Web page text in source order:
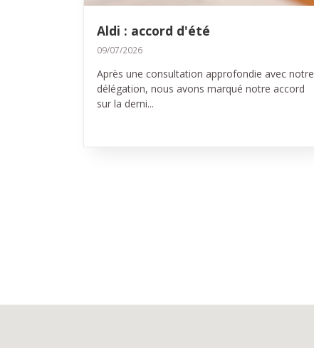
Aldi : accord d'été
09/07/2026
Après une consultation approfondie avec notre
délégation, nous avons marqué notre accord
sur la derni...